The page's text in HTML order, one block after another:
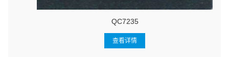
QC7235
查看详情